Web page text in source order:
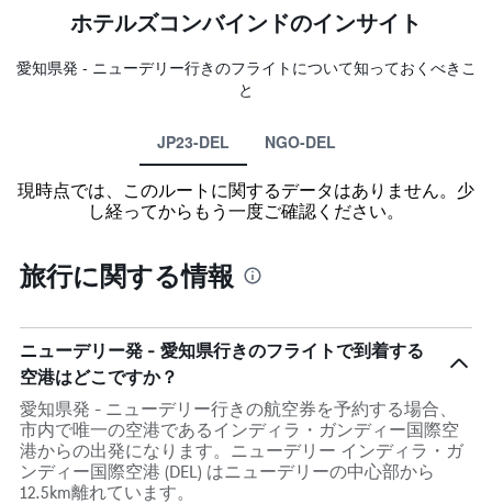
ホテルズコンバインド​のインサイト
愛知県​発 - ニューデリー​行きのフライトについて知っておくべきこ
と
JP23-DEL NGO-DEL
現時点では、このルートに関するデータはありません。少
し経ってからもう一度ご確認ください。
旅行に関する情報
ニューデリー発 - 愛知県行きのフライトで到着する
空港はどこですか？
愛知県発 - ニューデリー行きの航空券を予約する場合、
市内で唯一の空港であるインディラ・ガンディー国際空
港からの出発になります。ニューデリー インディラ・ガ
ンディー国際空港 (DEL) はニューデリーの中心部から
12.5km離れています。